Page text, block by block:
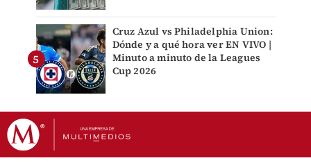
Cruz Azul vs Philadelphia Union:
Dónde y a qué hora ver EN VIVO |
Minuto a minuto de la Leagues
Cup 2026